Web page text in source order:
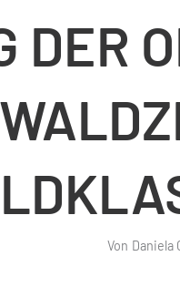
DER
Von Daniela